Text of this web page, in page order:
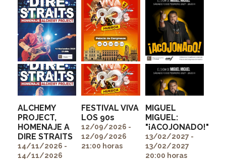
" alt=""
itemprop="image">
ALCHEMY
PROJECT,
HOMENAJE A
DIRE STRAITS
14/11/2026 -
14/11/2026
" alt=""
itemprop="image">
FESTIVAL VIVA
LOS 90s
12/09/2026 -
12/09/2026
21:00 horas
" alt=""
itemprop="image">
MIGUEL
MIGUEL:
"¡ACOJONADO!"
13/02/2027 -
13/02/2027
20:00 horas